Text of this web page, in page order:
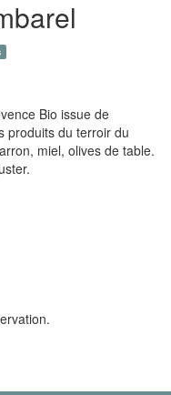
Bio issue de
produits du terroir du
miel, olives de table.